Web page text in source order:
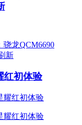
红初体验